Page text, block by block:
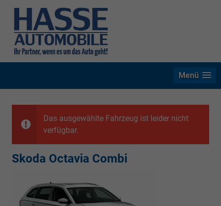
Menü
Das ausgewählte Fahrzeug ist leider nicht
verfügbar.
Skoda Octavia Combi